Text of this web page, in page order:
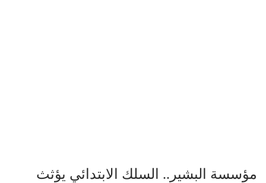
مؤسسة البشير.. السلك الابتدائي يؤثث